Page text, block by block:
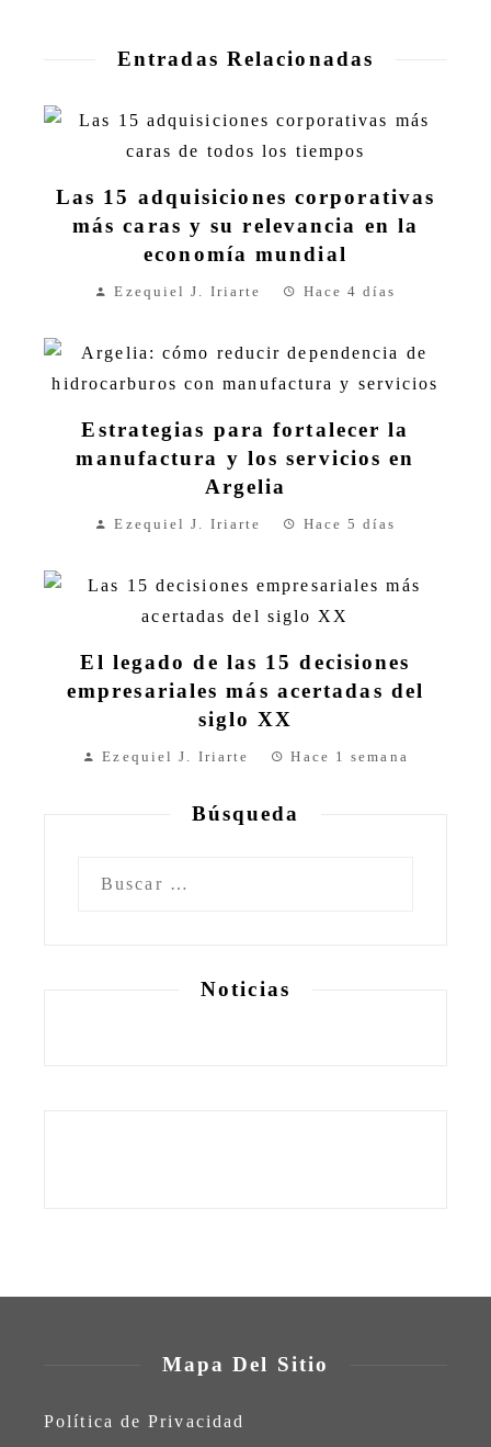
Entradas Relacionadas
Las 15 adquisiciones corporativas
más caras y su relevancia en la
economía mundial
Ezequiel J. Iriarte Hace 4 días
Estrategias para fortalecer la
manufactura y los servicios en
Argelia
Ezequiel J. Iriarte Hace 5 días
El legado de las 15 decisiones
empresariales más acertadas del
siglo XX
Ezequiel J. Iriarte Hace 1 semana
Búsqueda
Noticias
Mapa Del Sitio
Política de Privacidad